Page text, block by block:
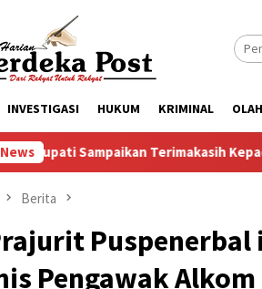
INVESTIGASI HUKUM KRIMINAL
Kepada Fraksi -Fraksi Atas
Berita
Pengawak